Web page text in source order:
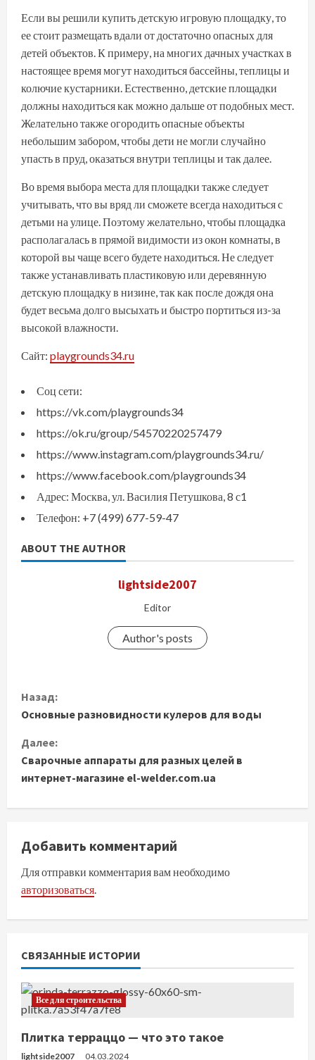
Если вы решили купить детскую игровую площадку, то
ее стоит размещать вдали от достаточно опасных для
детей объектов. К примеру, на многих дачных участках в
настоящее время могут находиться бассейны, теплицы и
колючие кустарники. Естественно, детские площадки
должны находиться как можно дальше от подобных мест.
Желательно также огородить опасные объекты
небольшим забором, чтобы дети не могли случайно
упасть в пруд, оказаться внутри теплицы и так далее.
Во время выбора места для площадки также следует
учитывать, что вы вряд ли сможете всегда находиться с
детьми на улице. Поэтому желательно, чтобы площадка
располагалась в прямой видимости из окон комнаты, в
которой вы чаще всего будете находиться. Не следует
также устанавливать пластиковую или деревянную
детскую площадку в низине, так как после дождя она
будет весьма долго высыхать и быстро портиться из-за
высокой влажности.
Сайт: playgrounds34.ru
Соц сети:
https://vk.com/playgrounds34
https://ok.ru/group/54570220257479
https://www.instagram.com/playgrounds34.ru/
https://www.facebook.com/playgrounds34
Адрес: Москва, ул. Василия Петушкова, 8 с1
Телефон: +7 (499) 677-59-47
ABOUT THE AUTHOR
lightside2007
Editor
Author's posts
П
р
о
д
о
л
ж
и
т
ь
ч
т
е
Назад:
Основные разновидности кулеров для воды
Далее:
Сварочные аппараты для разных целей в
интернет-магазине el-welder.com.ua
Добавить комментарий
Для отправки комментария вам необходимо
авторизоваться.
СВЯЗАННЫЕ ИСТОРИИ
Все для строительства
Плитка терраццо — что это такое
lightside2007
04.03.2024